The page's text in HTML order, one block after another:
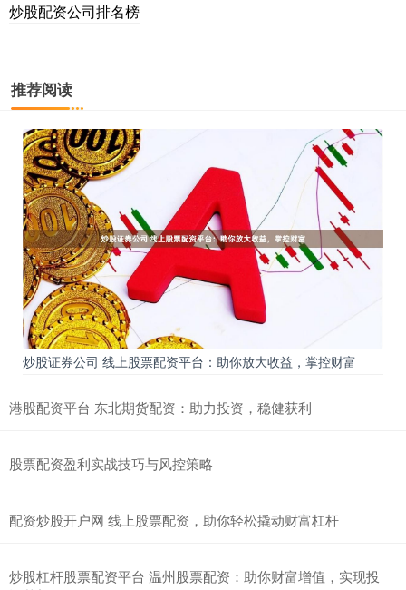
炒股配资公司排名榜
推荐阅读
炒股证券公司 线上股票配资平台：助你放大收益，掌控财富
港股配资平台 东北期货配资：助力投资，稳健获利
股票配资盈利实战技巧与风控策略
配资炒股开户网 线上股票配资，助你轻松撬动财富杠杆
炒股杠杆股票配资平台 温州股票配资：助你财富增值，实现投